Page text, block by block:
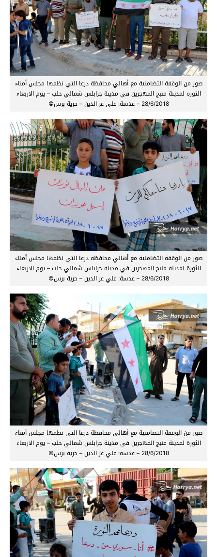
صور من الوقفة التضامنية مع أهالي محافظة درعا التي نظمها مجلس أمناء
الثورة لمدينة منبج المهجرين في مدينة جرابلس شمالي حلب – يوم الاربعاء
28/6/2018 – عدسة: علي عز الدين – حرية برس©
صور من الوقفة التضامنية مع أهالي محافظة درعا التي نظمها مجلس أمناء
الثورة لمدينة منبج المهجرين في مدينة جرابلس شمالي حلب – يوم الاربعاء
28/6/2018 – عدسة: علي عز الدين – حرية برس©
صور من الوقفة التضامنية مع أهالي محافظة درعا التي نظمها مجلس أمناء
الثورة لمدينة منبج المهجرين في مدينة جرابلس شمالي حلب – يوم الاربعاء
28/6/2018 – عدسة: علي عز الدين – حرية برس©